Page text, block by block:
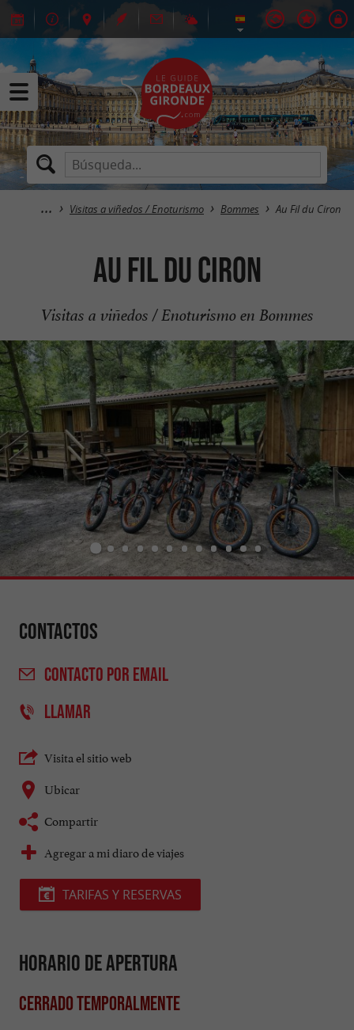
Visitas a viñedos / Enoturismo Bommes Au Fil du Ciron
Au Fil du Ciron
Visitas a viñedos / Enoturismo en Bommes
Contactos
CONTACTO POR EMAIL
LLAMAR
Visita el sitio web
Ubicar
Compartir
Agregar a mi diaro de viajes
TARIFAS Y RESERVAS
Horario de apertura
Cerrado temporalmente